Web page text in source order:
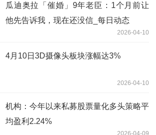
瓜迪奥拉「催婚」9年老臣：1个月前让
他先告诉我，现在还没信_每日动态
2026-04-10
4月10日3D摄像头板块涨幅达3%
2026-04-10
机构：今年以来私募股票量化多头策略平
均盈利2.24%
2026-04-09